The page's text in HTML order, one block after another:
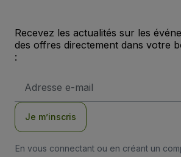
Recevez les actualités sur les
des offres directement dans votre
:
e-
Je m’inscris
En vous connectant ou en créant un